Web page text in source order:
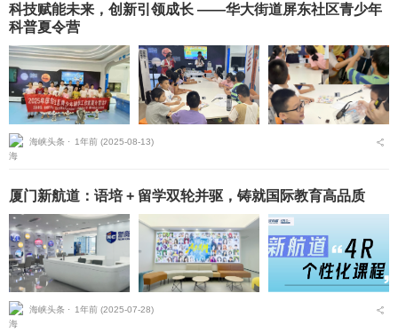
科技赋能未来，创新引领成长 ——华大街道屏东社区青少年
科普夏令营
海峡头条 ⋅ 1年前 (2025-08-13)
厦门新航道：语培 + 留学双轮并驱，铸就国际教育高品质
海峡头条 ⋅ 1年前 (2025-07-28)